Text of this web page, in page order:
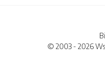
© 2003 - 2026